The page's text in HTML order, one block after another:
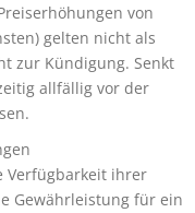
von
gelten nicht als
zur Kündigung. Senkt
allfällig vor der
Verfügbarkeit ihrer
Gewährleistung für ein